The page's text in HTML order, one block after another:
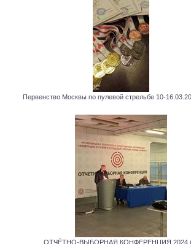
Первенство Москвы по пулевой стрельбе 10-
ОТЧЁТНО-ВЫБОРНАЯ КОНФЕРЕНЦИЯ 2024